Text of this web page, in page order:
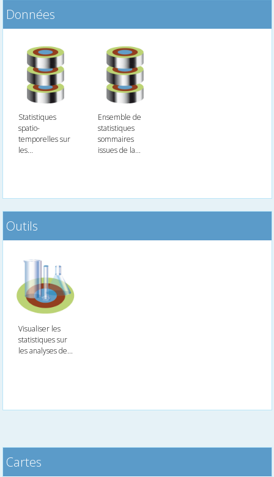
Données
Statistiques
spatio-
temporelles sur
les...
Ensemble de
statistiques
sommaires
issues de la...
Outils
Visualiser les
statistiques sur
les analyses de...
Cartes